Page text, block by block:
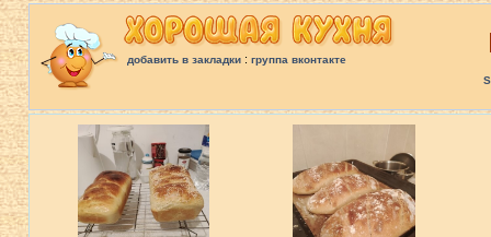
добавить в закладки: группа вконтакте